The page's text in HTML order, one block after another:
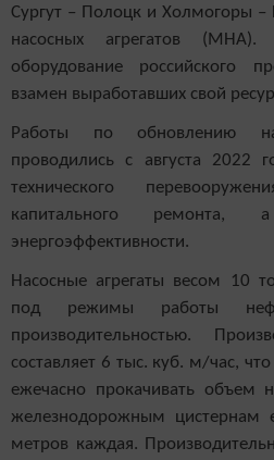
Сургут – Полоцк и Холмогоры –
насосных агрегатов (МНА).
оборудование российского
взамен выработавших свой
Работы по обновлению
проводились с августа 2022
технического
капитального ремонта,
энергоэффективности.
Насосные агрегаты весом 10
под режимы работы
производительностью.
составляет 6 тыс. куб. м/час,
ежечасно прокачивать объем
железнодорожным цистернам
метров каждая.